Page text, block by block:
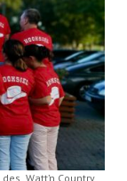
„Watt’n Country